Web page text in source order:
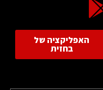
האפליקציה של
בחזית